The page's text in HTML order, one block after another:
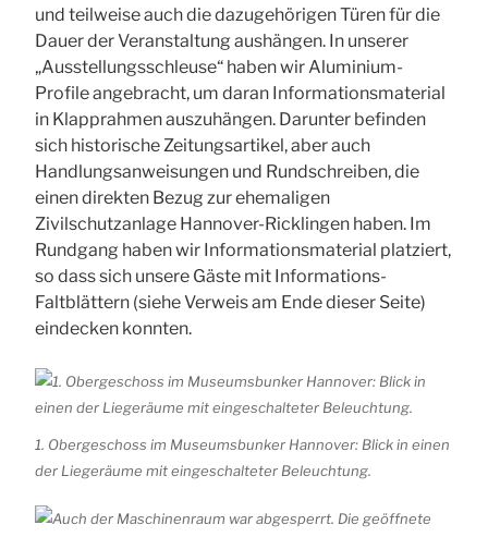
und teilweise auch die dazugehörigen Türen für die
Dauer der Veranstaltung aushängen. In unserer
„Ausstellungsschleuse“ haben wir Aluminium-
Profile angebracht, um daran Informationsmaterial
in Klapprahmen auszuhängen. Darunter befinden
sich historische Zeitungsartikel, aber auch
Handlungsanweisungen und Rundschreiben, die
einen direkten Bezug zur ehemaligen
Zivilschutzanlage Hannover-Ricklingen haben. Im
Rundgang haben wir Informationsmaterial platziert,
so dass sich unsere Gäste mit Informations-
Faltblättern (siehe Verweis am Ende dieser Seite)
eindecken konnten.
1. Obergeschoss im Museumsbunker Hannover: Blick in einen
der Liegeräume mit eingeschalteter Beleuchtung.